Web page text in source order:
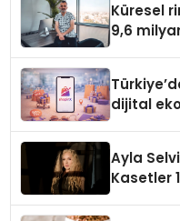
Küresel
9,6
dijital
Ayla
Kasetler